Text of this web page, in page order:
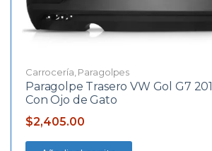
Carrocería Paragolpes
Paragolpe Trasero VW Gol G7
Con Ojo de Gato
$2,405.00